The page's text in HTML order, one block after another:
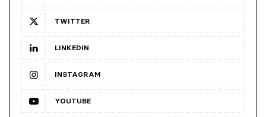
TWITTER
LINKEDIN
INSTAGRAM
YOUTUBE